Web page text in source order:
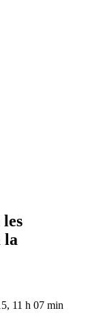
la
11 h 07 min